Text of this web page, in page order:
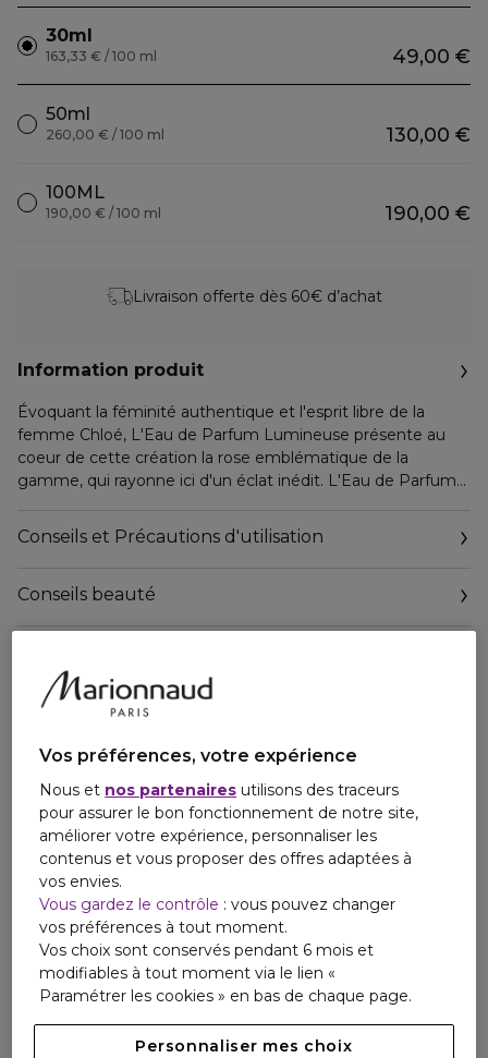
30ml
49,00 €
163,33 € / 100 ml
50ml
130,00 €
260,00 € / 100 ml
100ML
190,00 €
190,00 € / 100 ml
Livraison offerte dès 60€ d’achat
Information produit
Évoquant la féminité authentique et l'esprit libre de la
femme Chloé, L'Eau de Parfum Lumineuse présente au
coeur de cette création la rose emblématique de la
gamme, qui rayonne ici d'un éclat inédit. L'Eau de Parfum
nimbée par les rayons du soleil. Cette eau de parfum est
vegan et elle est formulée avec un parfum d'origine
La vanille vient sublimer ce coeur floral à la manière dont
une surpiqûre souligne les contours d'une pièce couture;
composition leur rondeur gourmande, délicieusement
addictive et féminine. Un parfum féminin et solaire qui
convient à toutes les occasions et tient toute la journée.
Cette eau de parfum Chloé est présentée dans un flacon
en verre intemporel, surmonté d'un capot argenté
lumineux. Rappelant le parfum rayonnant qu'il renferme,
l'étui est beige lumineux orné de touches argentées, tandis
que le ruban beige noué à la main est ourlé d'un fil rose
délicat, entourant le col du flacon. Cette surpiqûre unique
est un code emblématique de Chloé, apparaîssant pour la
première fois sur un parfum. Le flacon contient 25% de
verre recyclé et le ruban est en polyester 100% recyclé.
Conseils et Précautions d'utilisation
Conseils beauté
Vos préférences, votre expérience
Nous et nos partenaires utilisons des traceurs
pour assurer le bon fonctionnement de notre site,
améliorer votre expérience, personnaliser les
contenus et vous proposer des offres adaptées à
vos envies.
Vous gardez le contrôle : vous pouvez changer
vos préférences à tout moment.
Vos choix sont conservés pendant 6 mois et
modifiables à tout moment via le lien «
Paramétrer les cookies » en bas de chaque page.
Personnaliser mes choix